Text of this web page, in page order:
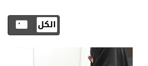
الكل